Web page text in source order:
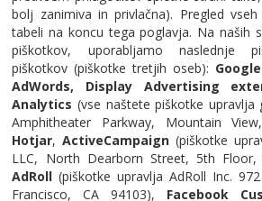
bolj zanimiva in privlačna). Pregled
tabeli na koncu tega poglavja. Na naših
piškotkov, uporabljamo naslednje
piškotkov (piškotke tretjih oseb):
AdWords, Display Advertising
Analytics(vse naštete piškotke upravlja
Amphitheater Parkway, Mountain
Hotjar,ActiveCampaign(piškotke
LLC, North Dearborn Street, 5th Floor,
AdRoll (piškotke upravlja AdRoll Inc.
Francisco, CA 94103), Facebook